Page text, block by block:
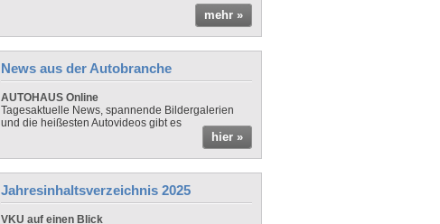
mehr »
News aus der Autobranche
AUTOHAUS Online
Tagesaktuelle News, spannende Bildergalerien
und die heißesten Autovideos gibt es
hier »
Jahresinhaltsverzeichnis 2025
VKU auf einen Blick